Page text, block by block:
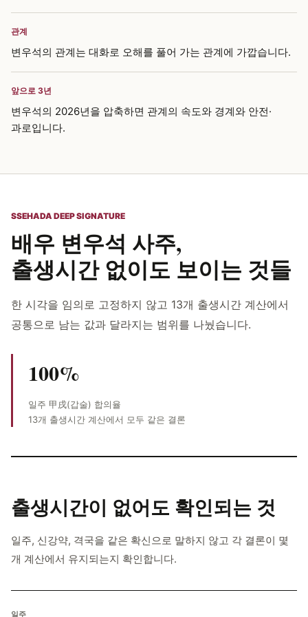
관계
변우석의 관계는 대화로 오해를 풀어 가는 관계에 가깝습니다.
앞으로 3년
변우석의 2026년을 압축하면 관계의 속도와 경계와 안전·
과로입니다.
SSEHADA DEEP SIGNATURE
배우 변우석 사주,
출생시간 없이도 보이는 것들
한 시각을 임의로 고정하지 않고 13개 출생시간 계산에서
공통으로 남는 값과 달라지는 범위를 나눴습니다.
100%
일주 甲戌(갑술) 합의율
13개 출생시간 계산에서 모두 같은 결론
출생시간이 없어도 확인되는 것
일주, 신강약, 격국을 같은 확신으로 말하지 않고 각 결론이 몇
개 계산에서 유지되는지 확인합니다.
일주